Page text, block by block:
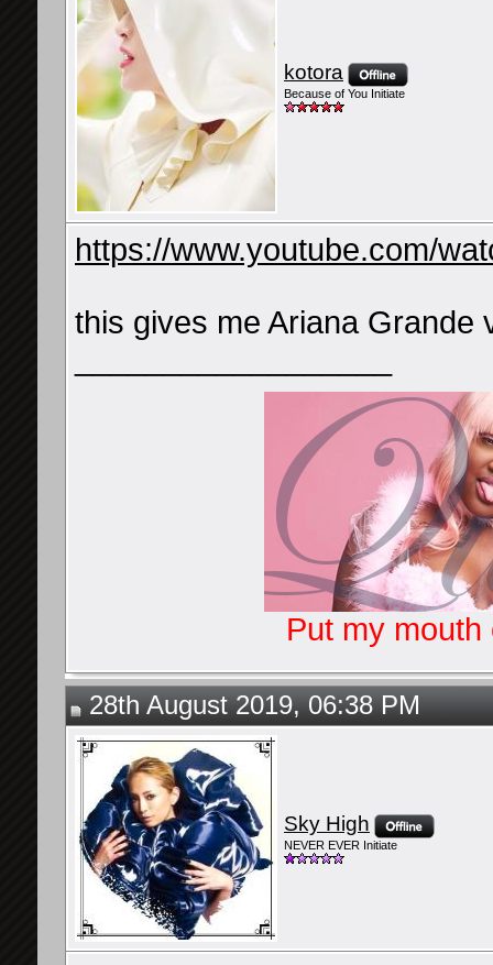
kotora
Because of You Initiate
https://www.youtube.com/
this gives me Ariana Grande
Put my
28th August 2019, 06:38 PM
Sky High
NEVER EVER Initiate